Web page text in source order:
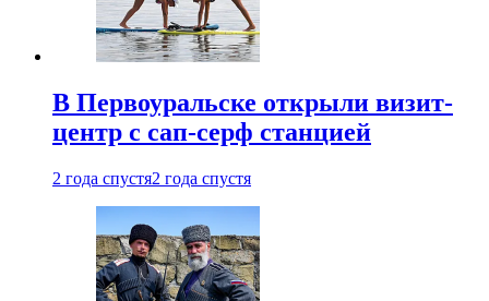
В Первоуральске открыли визит-
центр с сап-серф станцией
2 года спустя2 года спустя